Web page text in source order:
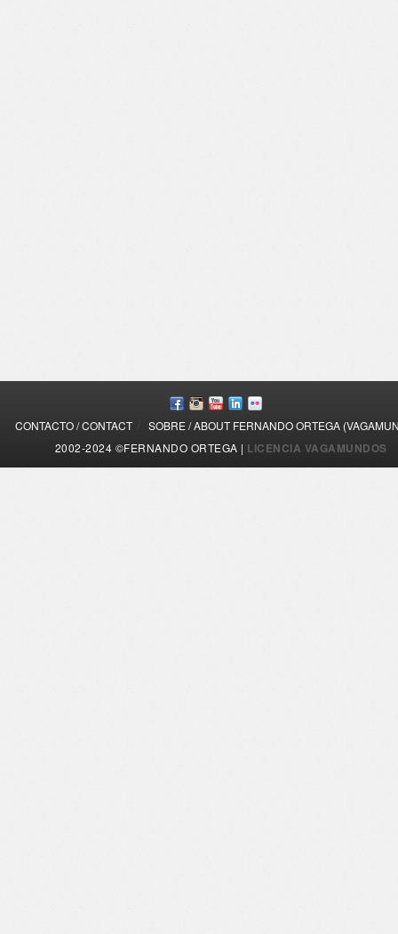
CONTACTO / CONTACT
SOBRE / ABOUT FERNANDO ORTEGA
2002-2024 ©FERNANDO ORTEGA | LICENCIA VAGAMUNDOS